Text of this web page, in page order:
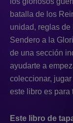
batalla de los
unidad, reglas
Sendero a la
de una sección
ayudarte a
coleccionar,
este libro es para
Este libro de